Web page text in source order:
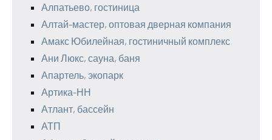
Алпатьево, гостиница
Алтай-мастер, оптовая дверная компания
Амакс Юбилейная, гостиничный комплекс
Ани Люкс, сауна, баня
Апартель, экопарк
Артика-НН
Атлант, бассейн
АТП